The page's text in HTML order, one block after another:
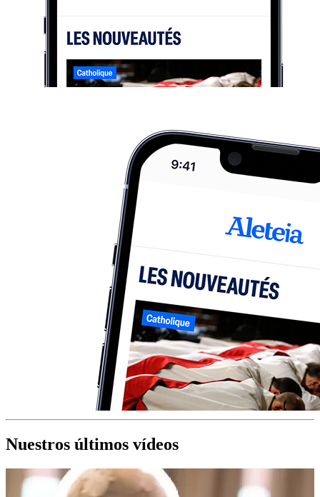
Nuestros últimos vídeos